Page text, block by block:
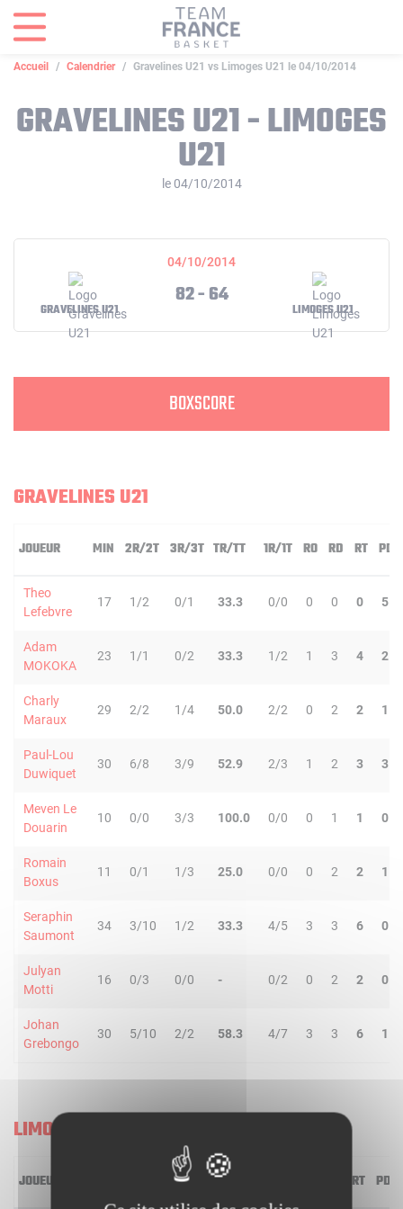
Accueil Calendrier Gravelines U21 vs Limoges U21 le 04/10/2014
GRAVELINES U21 - LIMOGES
U21
le 04/10/2014
04/10/2014
GRAVELINES U21
82 - 64
LIMOGES U21
BOXSCORE
GRAVELINES U21
JOUEUR MIN 2R/2T 3R/3T TR/TT 1R/1T RO RD RT PD
Theo
Lefebvre
17 1/2 0/1 33.3 0/0 0 0 0 5
Adam
MOKOKA
23 1/1 0/2 33.3 1/2 1 3 4 2
Charly
Maraux
29 2/2 1/4 50.0 2/2 0 2 2 1
Paul-Lou
Duwiquet
30 6/8 3/9 52.9 2/3 1 2 3 3
Meven Le
Douarin
10 0/0 3/3 100.0 0/0 0 1 1 0
Romain
Boxus
11 0/1 1/3 25.0 0/0 0 2 2 1
Seraphin
Saumont
34 3/10 1/2 33.3 4/5 3 3 6 0
Julyan
Motti
16 0/3 0/0 - 0/2 0 2 2 0
Johan
Grebongo
30 5/10 2/2 58.3 4/7 3 3 6 1
LIMOGES U21
JOUEUR 3R/3T TR/TT RT PD
Panneau de gestion des cookies